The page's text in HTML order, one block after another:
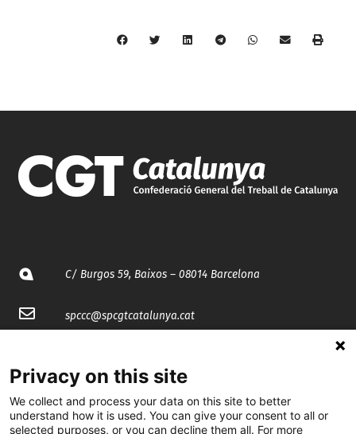
C/ Burgos 59, Baixos – 08014 Barcelona
spccc@spcgtcatalunya.cat
@CGTCatalunya
Privacy on this site
We collect and process your data on this site to better
understand how it is used. You can give your consent to all or
selected purposes, or you can decline them all. For more